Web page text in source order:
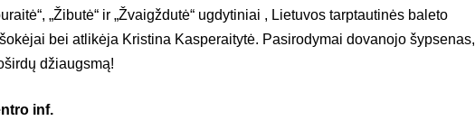
„Žibutė“ ir „Žvaigždutė“ ugdytiniai , Lietuvos tarptautinės baleto
bei atlikėja Kristina Kasperaitytė. Pasirodymai dovanojo šypsenas,
džiaugsmą!
inf.